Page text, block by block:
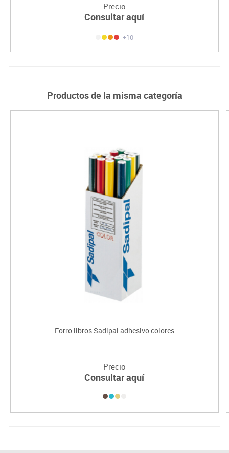
Precio
Consultar aquí
+10
Productos de la misma categoría
Forro libros Sadipal adhesivo colores
Precio
Consultar aquí